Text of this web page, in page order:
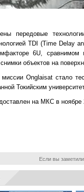
передовые
TDI (Time Delay
6U, сравнимом
объектов на
Onglaisat стало
Токийским
на МКС в ноябре
Если вы